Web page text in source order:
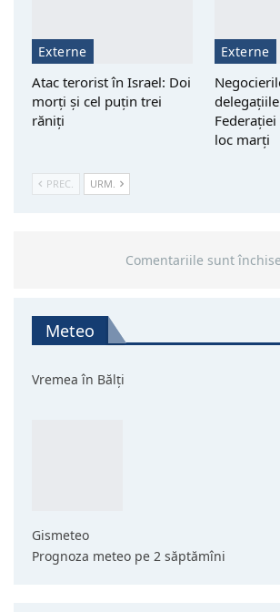
Externe
Atac terorist în Israel: Doi
morţi şi cel puțin trei
răniţi
Externe
loc marți
PREC. URM.
Comentariile sunt închise
Meteo
Vremea în Bălți
Gismeteo
Prognoza meteo pe 2 săptămîni